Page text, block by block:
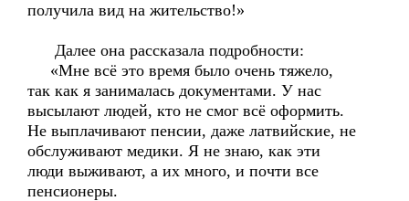
получила вид на жительство!»
Далее она рассказала подробности:
«Мне всё это время было очень тяжело,
так как я занималась документами. У нас
высылают людей, кто не смог всё оформить.
Не выплачивают пенсии, даже латвийские, не
обслуживают медики. Я не знаю, как эти
люди выживают, а их много, и почти все
пенсионеры.